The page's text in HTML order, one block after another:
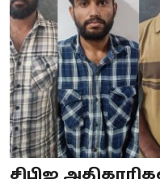
Business
Crime
Tamilnadu
National
World